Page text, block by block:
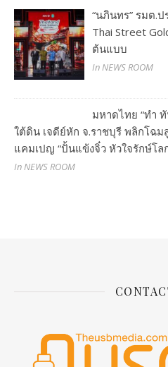
“นภินทร” รมต.
Thai Street
ต้นแบบ
In NEWS ROOM
มหาดไทย “ทำ
ใต้ดิน เจดีย์หัก จ.ราชบุรี พลิกโฉ
แคมเปญ “ปั้นแข้งจิ๋ว หัวใจรักษ์โล
In NEWS ROOM